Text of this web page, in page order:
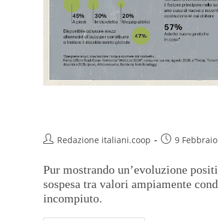
Redazione italiani.coop 9
Pur mostrando un’evoluzione
sospesa tra valori ampiamente
incompiuto.